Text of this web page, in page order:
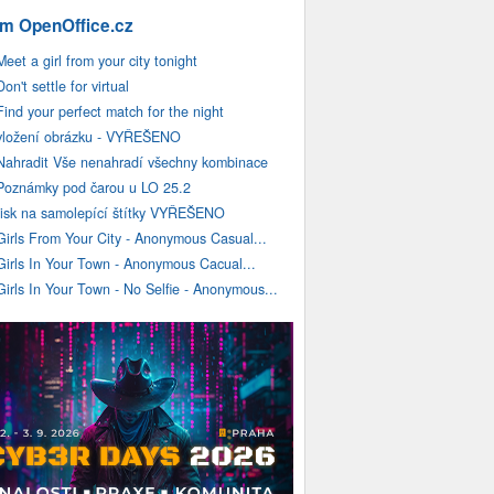
OpenOffice.cz
a girl from your city tonight
settle for virtual
your perfect match for the night
obrázku - VYŘEŠENO
Vše nenahradí všechny kombinace
pod čarou u LO 25.2
na samolepící štítky VYŘEŠENO
From Your City - Anonymous Casual...
In Your Town - Anonymous Cacual...
In Your Town - No Selfie - Anonymous...